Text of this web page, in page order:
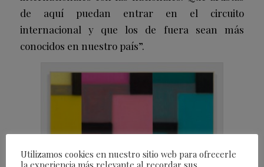
de aquí puedan entrar en el circuito
internacional y que los de fuera sean más
conocidos en nuestro país”.
Utilizamos cookies en nuestro sitio web para ofrecerle
la experiencia más relevante al recordar sus